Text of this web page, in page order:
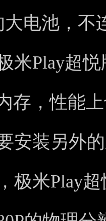
大电池，
米Play超
存，性能
安装另外
极米Play